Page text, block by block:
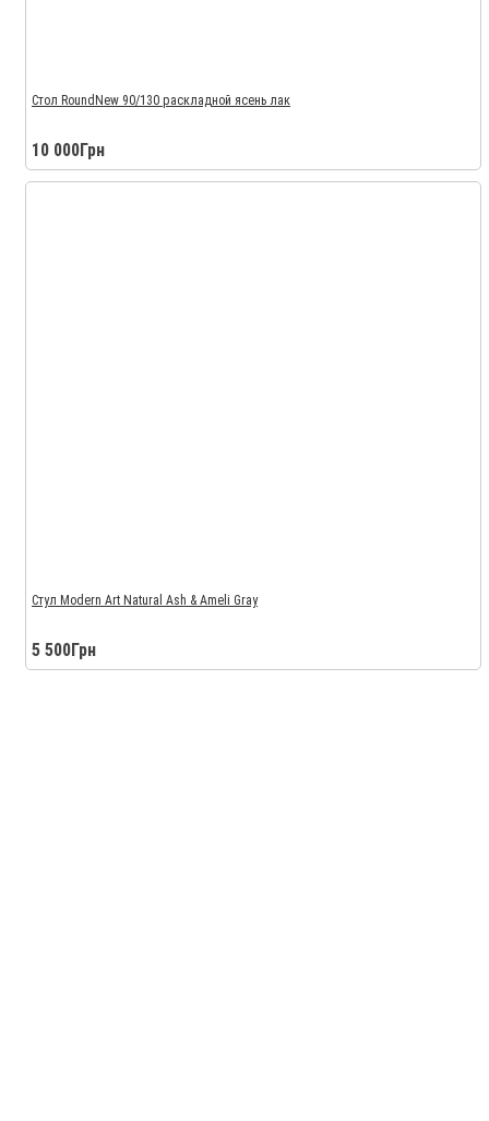
Стол RoundNew 90/130 раскладной ясень лак
10 000Грн
Стул Modern Art Natural Ash & Ameli Gray
5 500Грн